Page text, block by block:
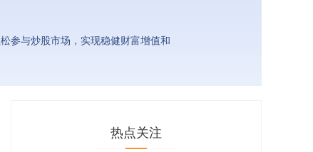
参与炒股市场，实现稳健财富增值和
热点关注